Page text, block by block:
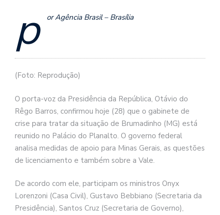
p or Agência Brasil – Brasília
(Foto: Reprodução)
O porta-voz da Presidência da República, Otávio do
Rêgo Barros, confirmou hoje (28) que o gabinete de
crise para tratar da situação de Brumadinho (MG) está
reunido no Palácio do Planalto. O governo federal
analisa medidas de apoio para Minas Gerais, as questões
de licenciamento e também sobre a Vale.
De acordo com ele, participam os ministros Onyx
Lorenzoni (Casa Civil), Gustavo Bebbiano (Secretaria da
Presidência), Santos Cruz (Secretaria de Governo),